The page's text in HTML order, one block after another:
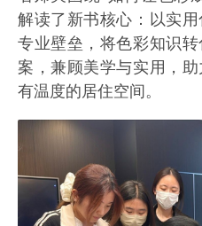
解读了新书核心：以实
专业壁垒，将色彩知识
案，兼顾美学与实用，助
有温度的居住空间。